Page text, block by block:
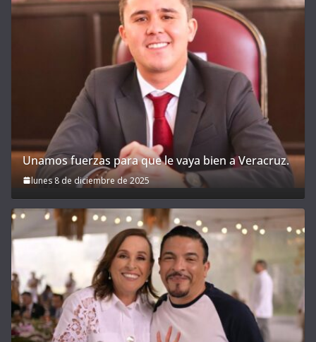
Unamos fuerzas para que le vaya bien a Veracruz.
lunes 8 de diciembre de 2025